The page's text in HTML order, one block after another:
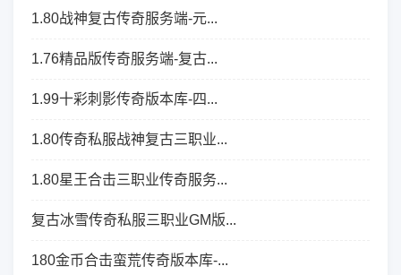
1.80战神复古传奇服务端-元...
1.76精品版传奇服务端-复古...
1.99十彩刺影传奇版本库-四...
1.80传奇私服战神复古三职业...
1.80星王合击三职业传奇服务...
复古冰雪传奇私服三职业GM版...
180金币合击蛮荒传奇版本库-...